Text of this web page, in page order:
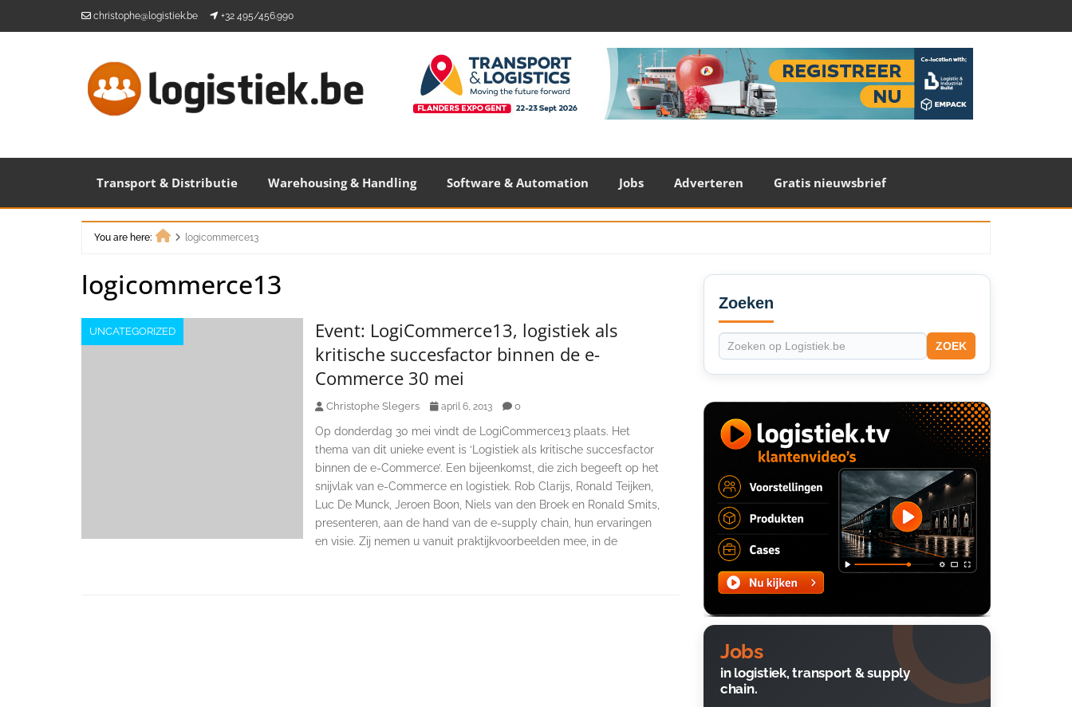
christophe@logistiek.be +32 495/456.990
Transport & Distributie Warehousing & Handling Software & Automation Jobs Adverteren Gratis nieuwsbrief
You are here:
logicommerce13
logicommerce13
UNCATEGORIZED
Event: LogiCommerce13, logistiek als
kritische succesfactor binnen de e-
Commerce 30 mei
Christophe Slegers april 6, 2013 0
Op donderdag 30 mei vindt de LogiCommerce13 plaats. Het
thema van dit unieke event is ‘Logistiek als kritische succesfactor
binnen de e-Commerce’. Een bijeenkomst, die zich begeeft op het
snijvlak van e-Commerce en logistiek. Rob Clarijs, Ronald Teijken,
Luc De Munck, Jeroen Boon, Niels van den Broek en Ronald Smits,
presenteren, aan de hand van de e-supply chain, hun ervaringen
en visie. Zij nemen u vanuit praktijkvoorbeelden mee, in de
Secondary
Sidebar
Zoeken
ZOEK
Jobs
in logistiek, transport & supply
chain.